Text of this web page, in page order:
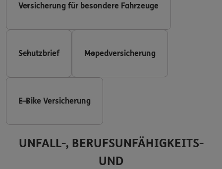
Versicherung für besondere Fahrzeuge
Schutzbrief Mopedversicherung
E-Bike Versicherung
UNFALL-, BERUFSUNFÄHIGKEITS-
UND